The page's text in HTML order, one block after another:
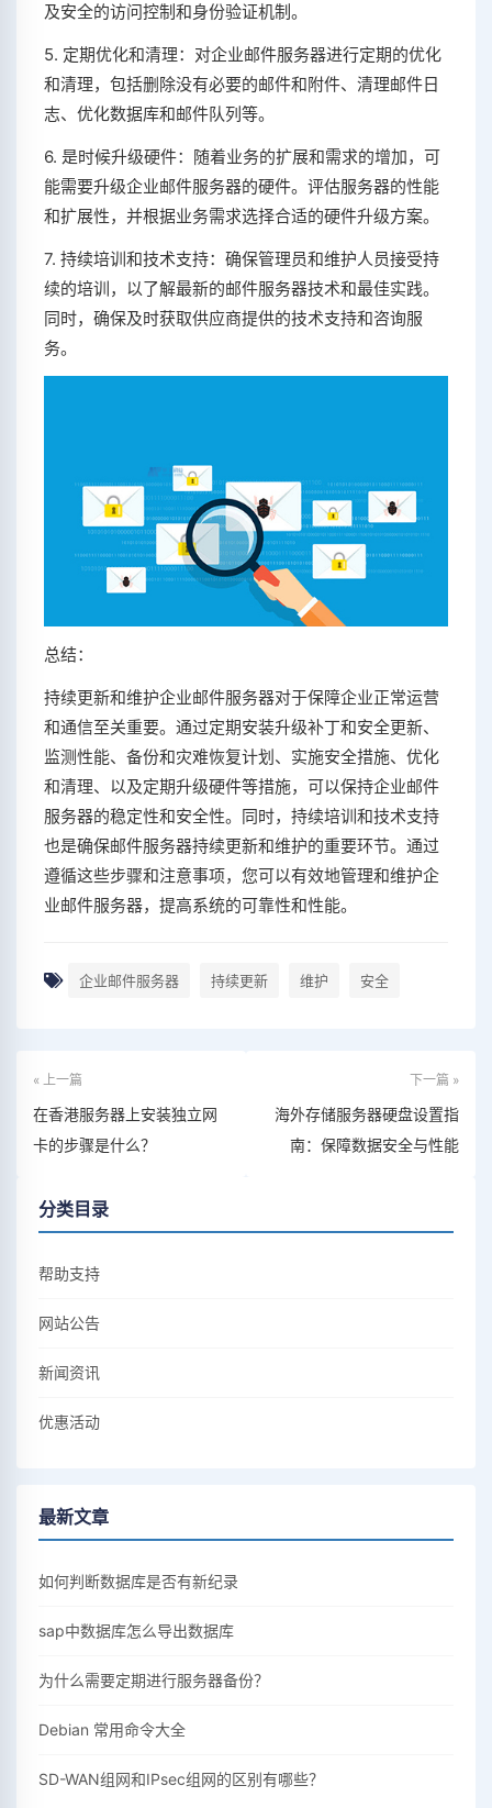
及安全的访问控制和身份验证机制。
5. 定期优化和清理：对企业邮件服务器进行定期的优化
和清理，包括删除没有必要的邮件和附件、清理邮件日
志、优化数据库和邮件队列等。
6. 是时候升级硬件：随着业务的扩展和需求的增加，可
能需要升级企业邮件服务器的硬件。评估服务器的性能
和扩展性，并根据业务需求选择合适的硬件升级方案。
7. 持续培训和技术支持：确保管理员和维护人员接受持
续的培训，以了解最新的邮件服务器技术和最佳实践。
同时，确保及时获取供应商提供的技术支持和咨询服
务。
总结：
持续更新和维护企业邮件服务器对于保障企业正常运营
和通信至关重要。通过定期安装升级补丁和安全更新、
监测性能、备份和灾难恢复计划、实施安全措施、优化
和清理、以及定期升级硬件等措施，可以保持企业邮件
服务器的稳定性和安全性。同时，持续培训和技术支持
也是确保邮件服务器持续更新和维护的重要环节。通过
遵循这些步骤和注意事项，您可以有效地管理和维护企
业邮件服务器，提高系统的可靠性和性能。
企业邮件服务器 持续更新 维护 安全
« 上一篇
在香港服务器上安装独立网
卡的步骤是什么？
下一篇 »
海外存储服务器硬盘设置指
南：保障数据安全与性能
分类目录
帮助支持
网站公告
新闻资讯
优惠活动
最新文章
如何判断数据库是否有新纪录
sap中数据库怎么导出数据库
为什么需要定期进行服务器备份？
Debian 常用命令大全
SD-WAN组网和IPsec组网的区别有哪些？